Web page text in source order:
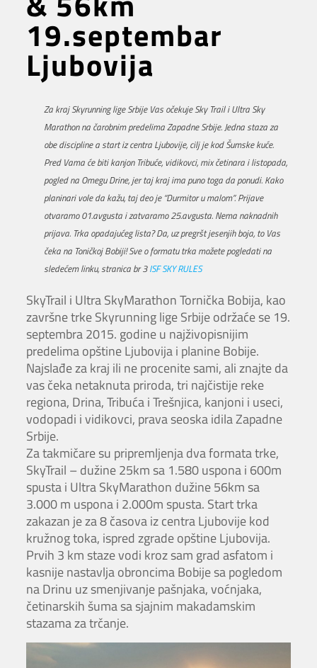
19.septembar
Ljubovija
Za kraj Skyrunning lige Srbije Vas očekuje Sky Trail i Ultra Sky
Marathon na čarobnim predelima Zapadne Srbije. Jedna staza za
obe discipline a start iz centra Ljubovije, cilj je kod Šumske kuće.
Pred Vama će biti kanjon Tribuće, vidikovci, mix četinara i listopada,
pogled na Omegu Drine, jer taj kraj ima puno toga da ponudi. Kako
planinari vole da kažu, taj deo je “Durmitor u malom”. Prijave
otvaramo 01.avgusta i zatvaramo 25.avgusta. Nema naknadnih
prijava. Trka opadajućeg lista? Da, uz pregršt jesenjih boja, to Vas
čeka na Toničkoj Bobiji! Sve o formatu trka možete pogledati na
sledećem linku, stranica br 3ISF SKY RULES
SkyTrail i Ultra SkyMarathon Tornička Bobija, kao
završne trke Skyrunning lige Srbije održaće se 19.
septembra 2015. godine u najživopisnijim
predelima opštine Ljubovija i planine Bobije.
Najslađe za kraj ili ne procenite sami, ali znajte da
vas čeka netaknuta priroda, tri najčistije reke
regiona, Drina, Tribuća i Trešnjica, kanjoni i useci,
vodopadi i vidikovci, prava seoska idila Zapadne
Srbije.
Za takmičare su pripremljenja dva formata trke,
SkyTrail – dužine 25km sa 1.580 uspona i 600m
spusta i Ultra SkyMarathon dužine 56km sa
3.000 m uspona i 2.000m spusta. Start trka
zakazan je za 8 časova iz centra Ljubovije kod
kružnog toka, ispred zgrade opštine Ljubovija.
Prvih 3 km staze vodi kroz sam grad asfatom i
kasnije nastavlja obroncima Bobije sa pogledom
na Drinu uz smenjivanje pašnjaka, voćnjaka,
četinarskih šuma sa sjajnim makadamskim
stazama za trčanje.